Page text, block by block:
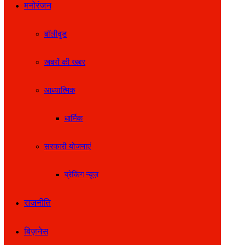
मनोरंजन
बॉलीवुड
खबरों की खबर
आध्यात्मिक
धार्मिक
सरकारी योजनाएं
ब्रेकिंग न्यूज़
राजनीति
बिज़नेस